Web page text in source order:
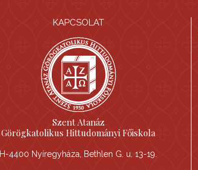
KAPCSOLAT
Szent Atanáz
Görögkatolikus Hittudományi Főiskola
H-4400 Nyíregyháza, Bethlen G. u. 13-19.